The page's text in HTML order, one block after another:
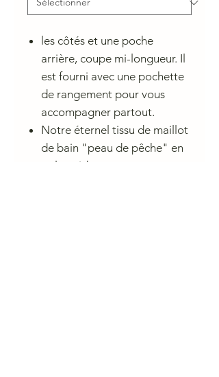
les côtés et une poche
arrière, coupe mi-longueur. Il
est fourni avec une pochette
de rangement pour vous
accompagner partout.
Notre éternel tissu de maillot
de bain "peau de pêche" en
polyamide